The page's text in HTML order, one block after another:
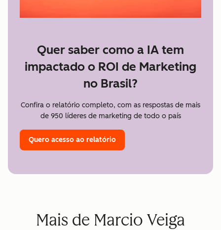
Quer saber como a IA tem
impactado o ROI de Marketing
no Brasil?
Confira o relatório completo, com as respostas de mais
de 950 líderes de marketing de todo o país
Quero acesso ao relatório
Mais de Marcio Veiga